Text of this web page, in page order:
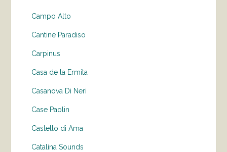
Campo Alto
Cantine Paradiso
Carpinus
Casa de la Ermita
Casanova Di Neri
Case Paolin
Castello di Ama
Catalina Sounds